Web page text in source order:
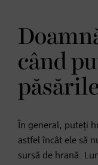
când
În general, puteți
astfel încât ele să
sursă de hrană.